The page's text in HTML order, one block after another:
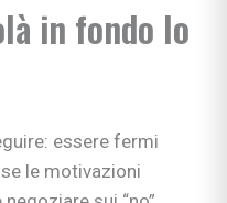
in fondo lo
essere fermi
le motivazioni